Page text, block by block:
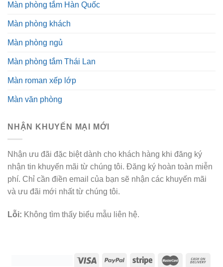
Màn phòng tắm Hàn Quốc
Màn phòng khách
Màn phòng ngủ
Màn phòng tắm Thái Lan
Màn roman xếp lớp
Màn văn phòng
NHẬN KHUYẾN MẠI MỚI
Nhận ưu đãi đặc biệt dành cho khách hàng khi đăng ký
nhận tin khuyến mãi từ chúng tôi. Đăng ký hoàn toàn miễn
phí. Chỉ cần điền email của bạn sẽ nhận các khuyến mãi
và ưu đãi mới nhất từ chúng tôi.
Lỗi: Không tìm thấy biểu mẫu liên hệ.